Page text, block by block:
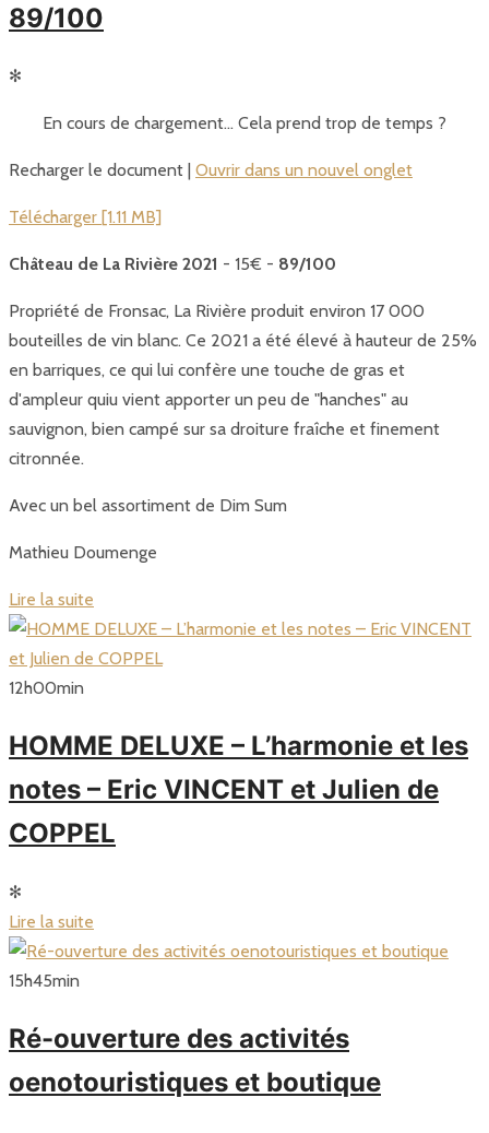
89/100
✻
En cours de chargement… Cela prend trop de temps ?
Recharger le document | Ouvrir dans un nouvel onglet
Télécharger [1.11 MB]
Château de La Rivière 2021 - 15€ - 89/100
Propriété de Fronsac, La Rivière produit environ 17 000
bouteilles de vin blanc. Ce 2021 a été élevé à hauteur de 25%
en barriques, ce qui lui confère une touche de gras et
d'ampleur quiu vient apporter un peu de "hanches" au
sauvignon, bien campé sur sa droiture fraîche et finement
citronnée.
Avec un bel assortiment de Dim Sum
Mathieu Doumenge
Lire la suite
12h00min
HOMME DELUXE – L’harmonie et les
notes – Eric VINCENT et Julien de
COPPEL
✻
Lire la suite
15h45min
Ré-ouverture des activités
oenotouristiques et boutique